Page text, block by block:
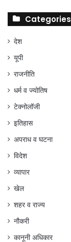
Categories
देश
यूपी
राजनीति
धर्म व ज्योतिष
टेक्नोलॉजी
इतिहास
अपराध व घटना
विदेश
व्यापार
खेल
शहर व राज्य
नौकरी
कानूनी अधिकार